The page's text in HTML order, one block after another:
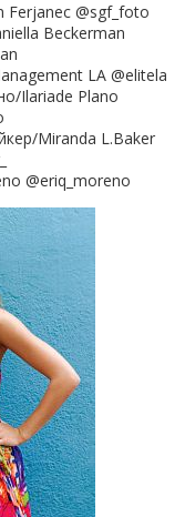
@sgf_foto
Beckerman
LA @elitela
Ilariade Plano
Miranda L.Baker
@eriq_moreno